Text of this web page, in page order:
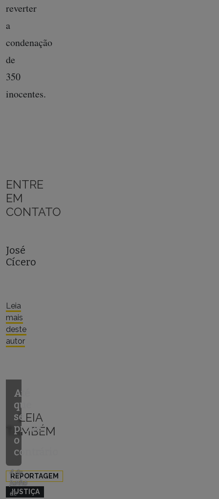
reverter
a
condenação
de
350
inocentes.
ENTRE
EM
CONTATO
José
Cícero
Leia
mais
deste
autor
LEIA
TAMBÉM
4 de
junho
de
Até
que
se
prove
o
contrário
REPORTAGEM
JUSTIÇA